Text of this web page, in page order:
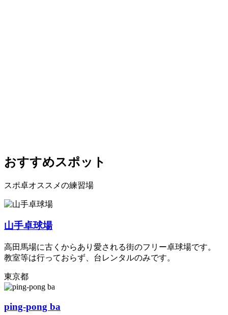
おすすめスポット
スポ卓オススメの練習場
山手卓球場
高田馬場に古くからあり愛される街のフリー卓球場です。
教室等は行っておらず、台レンタルのみです。
東京都
ping-pong ba